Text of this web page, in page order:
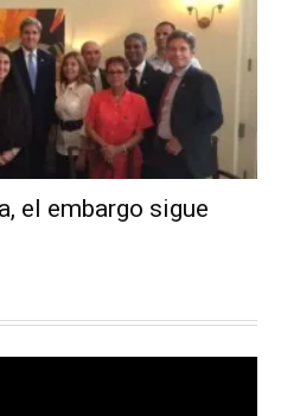
el embargo sigue